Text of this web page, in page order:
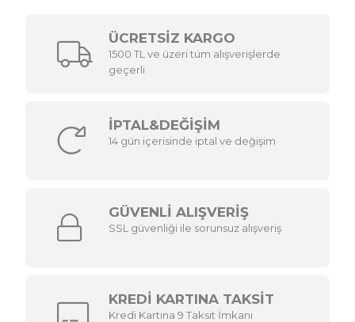
ÜCRETSİZ KARGO
1500 TL ve üzeri tüm alışverişlerde
geçerli
İPTAL&DEĞİŞİM
14 gün içerisinde iptal ve değişim
GÜVENLİ ALIŞVERİŞ
SSL güvenliği ile sorunsuz alışveriş
KREDİ KARTINA TAKSİT
Kredi Kartına 9 Taksit İmkanı